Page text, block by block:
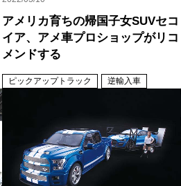
アメリカ育ちの帰国子女SUVセコ
イア、アメ車プロショップがリコ
メンドする
ピックアップトラック 逆輸入車